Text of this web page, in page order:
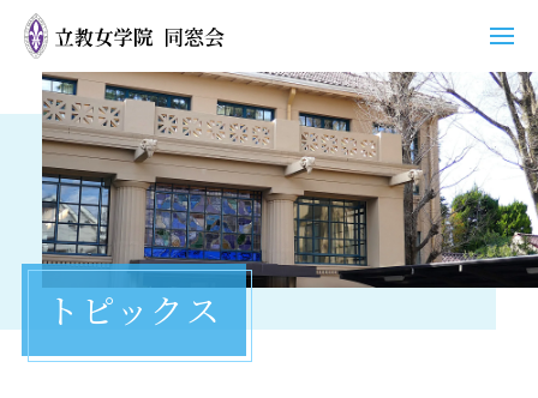
ホーム
同窓会について
活動
支部
同窓会グッズ
トピックス